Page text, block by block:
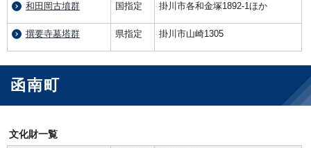
和田岡古墳群 国指定 掛川市各和金塚1892-1ほか
撰要寺墓塔群 県指定 掛川市山崎1305
函南町
文化財一覧